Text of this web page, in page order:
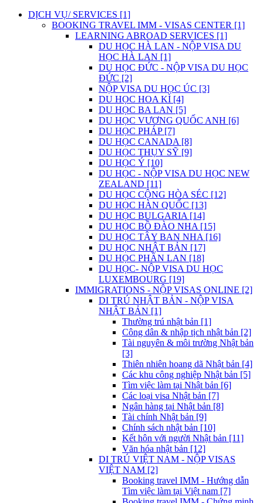
DỊCH VỤ/ SERVICES [1]
BOOKING TRAVEL IMM - VISAS CENTER [1]
LEARNING ABROAD SERVICES [1]
DU HỌC HÀ LAN - NỘP VISA DU
HỌC HÀ LAN [1]
DU HỌC ĐỨC - NỘP VISA DU HỌC
ĐỨC [2]
NỘP VISA DU HỌC ÚC [3]
DU HỌC HOA KÌ [4]
DU HỌC BA LAN [5]
DU HỌC VƯƠNG QUỐC ANH [6]
DU HỌC PHÁP [7]
DU HỌC CANADA [8]
DU HỌC THỤY SỸ [9]
DU HỌC Ý [10]
DU HỌC - NỘP VISA DU HỌC NEW
ZEALAND [11]
DU HỌC CỘNG HÒA SÉC [12]
DU HỌC HÀN QUỐC [13]
DU HỌC BULGARIA [14]
DU HỌC BỒ ĐÀO NHA [15]
DU HỌC TÂY BAN NHA [16]
DU HỌC NHẬT BẢN [17]
DU HỌC PHẦN LAN [18]
DU HỌC- NỘP VISA DU HỌC
LUXEMBOURG [19]
IMMIGRATIONS - NỘP VISAS ONLINE [2]
DI TRÚ NHẬT BẢN - NỘP VISA
NHẬT BẢN [1]
Thường trú nhật bản [1]
Công dân & nhập tịch nhật bản [2]
Tài nguyên & môi trường Nhật bản
[3]
Thiên nhiên hoang dã Nhật bản [4]
Các khu công nghiệp Nhật bản [5]
Tìm việc làm tại Nhật bản [6]
Các loại visa Nhật bản [7]
Ngân hàng tại Nhật bản [8]
Tài chính Nhật bản [9]
Chính sách nhật bản [10]
Kết hôn với người Nhật bản [11]
Văn hóa nhật bản [12]
DI TRÚ VIỆT NAM - NỘP VISAS
VIỆT NAM [2]
Booking travel IMM - Hướng dẫn
Tìm việc làm tại Việt nam [7]